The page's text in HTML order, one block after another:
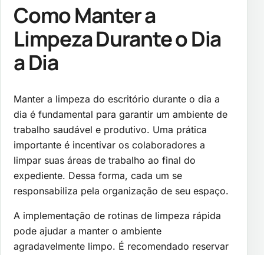
Como Manter a
Limpeza Durante o Dia
a Dia
Manter a limpeza do escritório durante o dia a
dia é fundamental para garantir um ambiente de
trabalho saudável e produtivo. Uma prática
importante é incentivar os colaboradores a
limpar suas áreas de trabalho ao final do
expediente. Dessa forma, cada um se
responsabiliza pela organização de seu espaço.
A implementação de rotinas de limpeza rápida
pode ajudar a manter o ambiente
agradavelmente limpo. É recomendado reservar